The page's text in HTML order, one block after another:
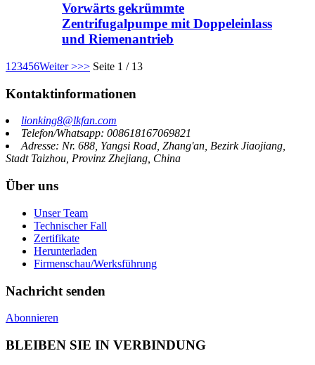
Vorwärts gekrümmte
Zentrifugalpumpe mit Doppeleinlass
und Riemenantrieb
1 23456Weiter >>> Seite 1 / 13
Kontaktinformationen
lionking8@lkfan.com
Telefon/Whatsapp: 008618167069821
Adresse: Nr. 688, Yangsi Road, Zhang'an, Bezirk Jiaojiang,
Stadt Taizhou, Provinz Zhejiang, China
Über uns
Unser Team
Technischer Fall
Zertifikate
Herunterladen
Firmenschau/Werksführung
Nachricht senden
Abonnieren
BLEIBEN SIE IN VERBINDUNG